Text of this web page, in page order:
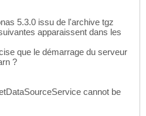
5.3.0 issu de l'archive tgz
apparaissent dans les
que le démarrage du serveur
?
cannot be